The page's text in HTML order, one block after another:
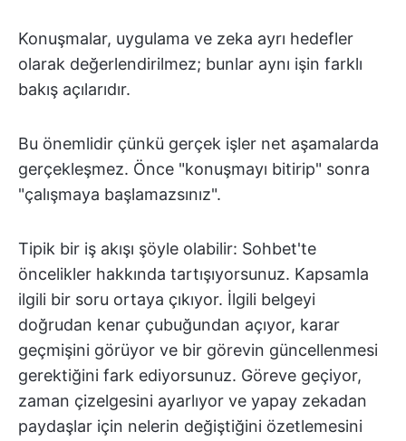
Konuşmalar, uygulama ve zeka ayrı hedefler
olarak değerlendirilmez; bunlar aynı işin farklı
bakış açılarıdır.
Bu önemlidir çünkü gerçek işler net aşamalarda
gerçekleşmez. Önce "konuşmayı bitirip" sonra
"çalışmaya başlamazsınız".
Tipik bir iş akışı şöyle olabilir: Sohbet'te
öncelikler hakkında tartışıyorsunuz. Kapsamla
ilgili bir soru ortaya çıkıyor. İlgili belgeyi
doğrudan kenar çubuğundan açıyor, karar
geçmişini görüyor ve bir görevin güncellenmesi
gerektiğini fark ediyorsunuz. Göreve geçiyor,
zaman çizelgesini ayarlıyor ve yapay zekadan
paydaşlar için nelerin değiştiğini özetlemesini